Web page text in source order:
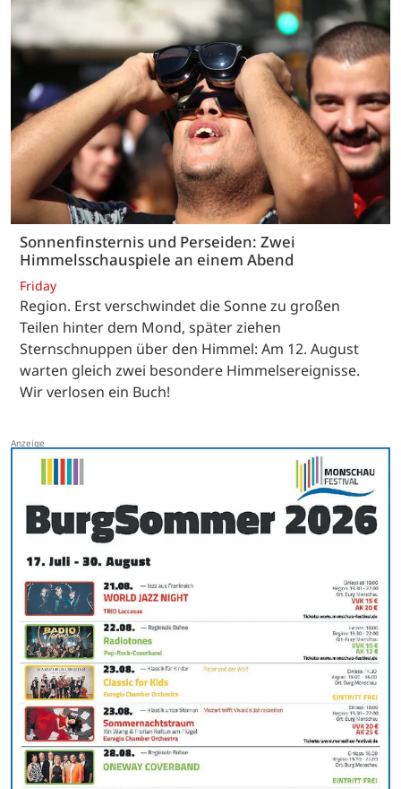
Sonnenfinsternis und Perseiden: Zwei
Himmelsschauspiele an einem Abend
Friday
Region. Erst verschwindet die Sonne zu großen
Teilen hinter dem Mond, später ziehen
Sternschnuppen über den Himmel: Am 12. August
warten gleich zwei besondere Himmelsereignisse.
Wir verlosen ein Buch!